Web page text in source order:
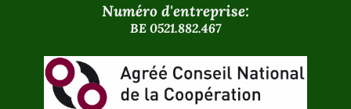
Numéro d'entreprise:
BE 0521.882.467